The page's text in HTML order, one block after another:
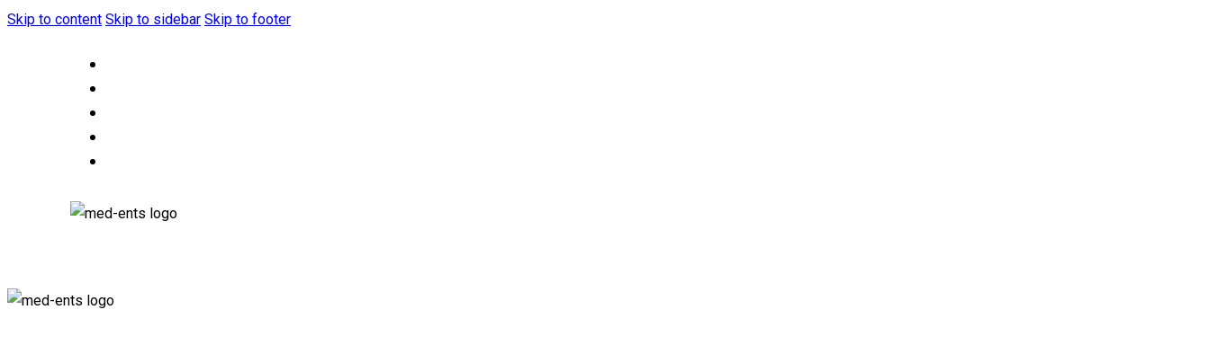
Skip to content Skip to sidebar Skip to footer